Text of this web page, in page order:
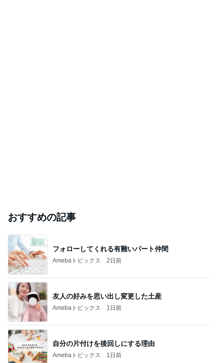
おすすめの記事
フォローしてくれる有難いパート仲間
Amebaトピックス 2日前
友人の好みを思い出し変更した土産
Amebaトピックス 1日前
自分の片付けを後回しにする理由
Amebaトピックス 1日前